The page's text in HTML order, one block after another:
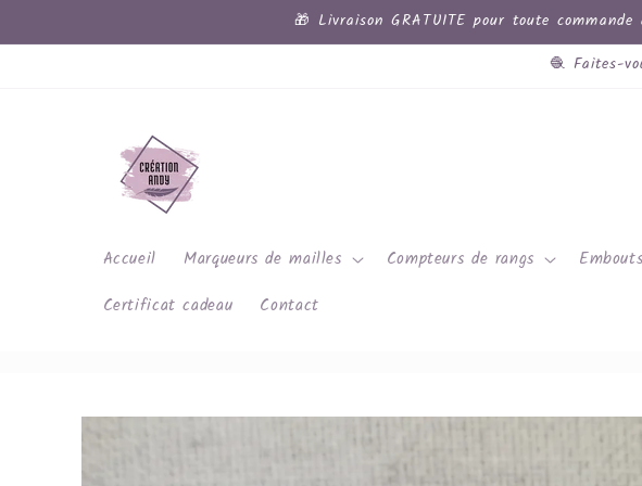
au
🎁 Livraison GRATUITE pour toute
🧶 Faites-
Accueil Marqueurs de mailles Compteurs de rangs
Certificat cadeau
Contact
Passer aux
informations